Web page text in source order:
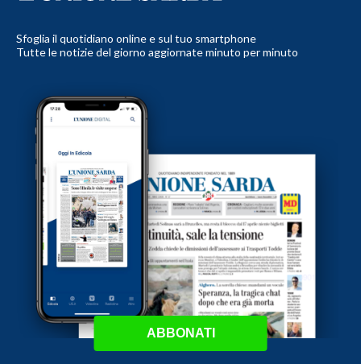
Sfoglia il quotidiano online e sul tuo smartphone
Tutte le notizie del giorno aggiornate minuto per minuto
ABBONATI